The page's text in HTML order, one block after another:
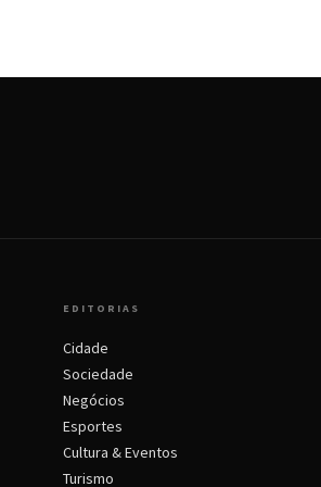
EDITORIAS
Cidade
Sociedade
Negócios
Esportes
Cultura & Eventos
Turismo